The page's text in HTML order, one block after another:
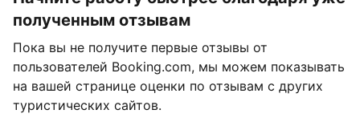
полученным отзывам
Пока вы не получите первые отзывы от
пользователей Booking.com, мы можем показывать
на вашей странице оценки по отзывам с других
туристических сайтов.